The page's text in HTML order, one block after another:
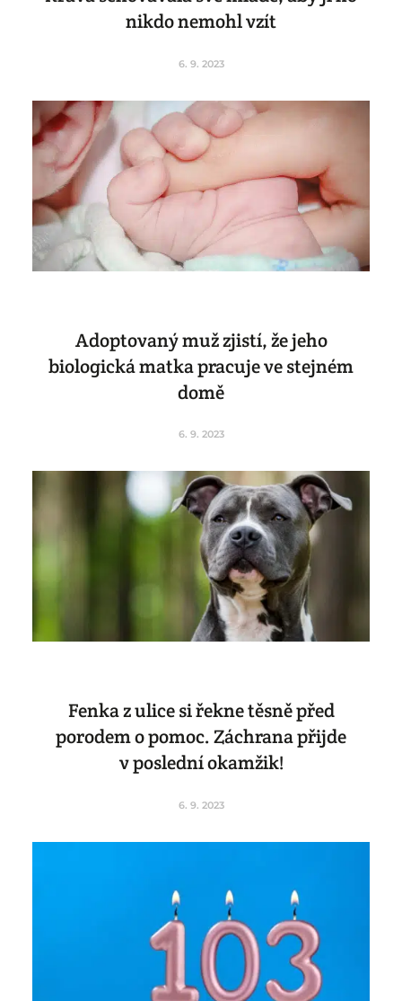
nikdo nemohl vzít
6. 9. 2023
Adoptovaný muž zjistí, že jeho
biologická matka pracuje ve stejném
domě
6. 9. 2023
Fenka z ulice si řekne těsně před
porodem o pomoc. Záchrana přijde
v poslední okamžik!
6. 9. 2023